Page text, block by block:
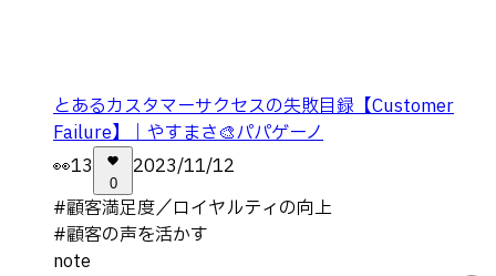
とあるカスタマーサクセスの失敗目録【Customer
Failure】｜やすまさ🎨パパゲーノ
👀13
0
2023/11/12
#顧客満足度／ロイヤルティの向上
#顧客の声を活かす
note